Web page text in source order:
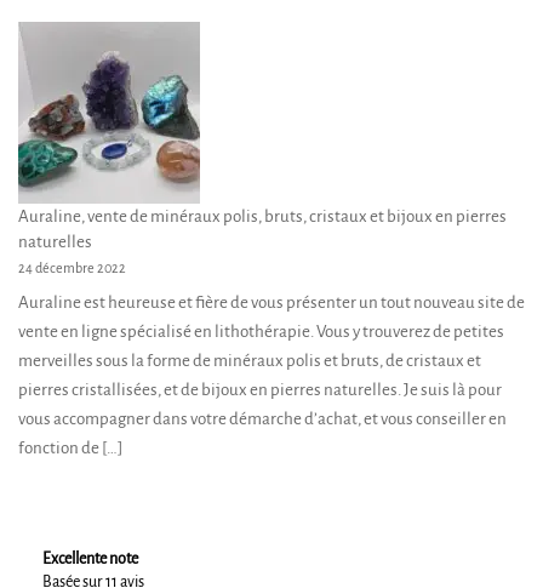
Auraline, vente de minéraux polis, bruts, cristaux et bijoux en pierres
naturelles
24 décembre 2022
Auraline est heureuse et fière de vous présenter un tout nouveau site de
vente en ligne spécialisé en lithothérapie. Vous y trouverez de petites
merveilles sous la forme de minéraux polis et bruts, de cristaux et
pierres cristallisées, et de bijoux en pierres naturelles. Je suis là pour
vous accompagner dans votre démarche d’achat, et vous conseiller en
fonction de […]
Excellente note
Basée sur 11 avis